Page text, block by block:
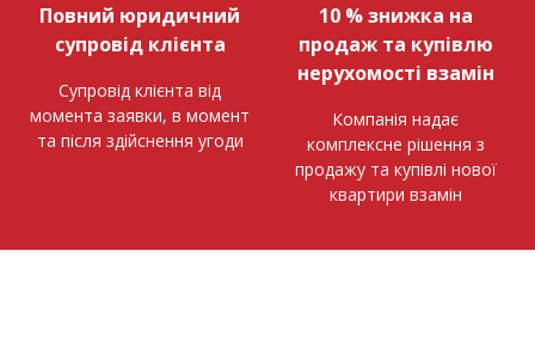
Повний юридичний
супровід клієнта
Супровід клієнта від
момента заявки, в момент
та після здійснення угоди
10 % знижка на
продаж та купівлю
нерухомості взамін
Компанія надає
комплексне рішення з
продажу та купівлі нової
квартири взамін